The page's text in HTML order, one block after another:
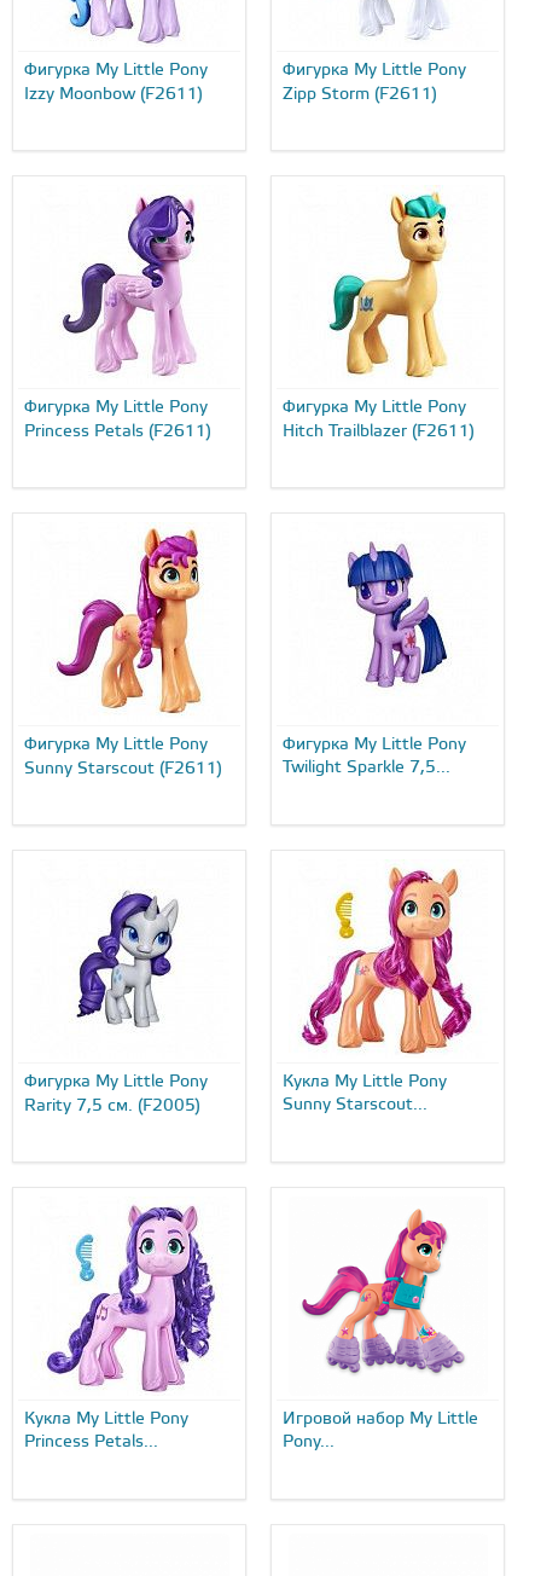
Фигурка My Little Pony
Izzy Moonbow (F2611)
Фигурка My Little Pony
Zipp Storm (F2611)
Фигурка My Little Pony
Princess Petals (F2611)
Фигурка My Little Pony
Hitch Trailblazer (F2611)
Фигурка My Little Pony
Sunny Starscout (F2611)
Фигурка My Little Pony
Twilight Sparkle 7,5...
Фигурка My Little Pony
Rarity 7,5 см. (F2005)
Кукла My Little Pony
Sunny Starscout...
Кукла My Little Pony
Princess Petals...
Игровой набор My Little
Pony...